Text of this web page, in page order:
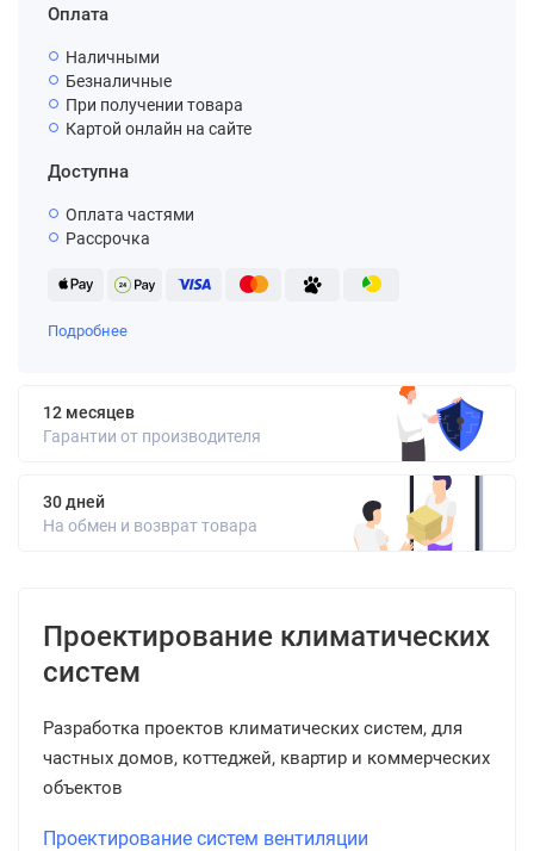
Оплата
Наличными
Безналичные
При получении товара
Картой онлайн на сайте
Доступна
Оплата частями
Рассрочка
Подробнее
12 месяцев
Гарантии от производителя
30 дней
На обмен и возврат товара
Проектирование климатических
систем
Разработка проектов климатических систем, для
частных домов, коттеджей, квартир и коммерческих
объектов
Проектирование систем вентиляции